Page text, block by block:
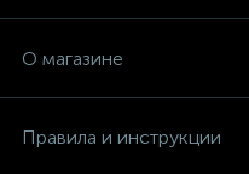
О магазине
Правила и инструкции